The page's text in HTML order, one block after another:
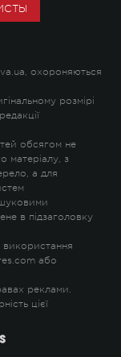
охороняються
розмірі
обсягом не
матеріалу, з
а для
в підзаголовку
використання
або
реклами.
цієї